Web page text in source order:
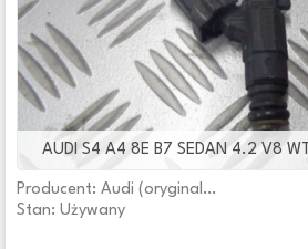
AUDI S4 A4 8E B7 SEDAN 4.2 V8
Producent: Audi (oryginalne OE)
Stan: Używany